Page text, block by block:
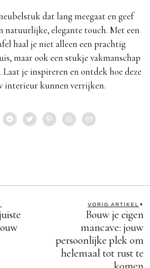
dat lang meegaat en geef
natuurlijke, elegante touch. Met een
haal je niet alleen een prachtig
maar ook een stukje vakmanschap
Laat je inspireren en ontdek hoe deze
interieur kunnen verrijken.
VORIG ARTIKEL
Bouw je eigen
mancave: jouw
persoonlijke plek om
helemaal tot rust te